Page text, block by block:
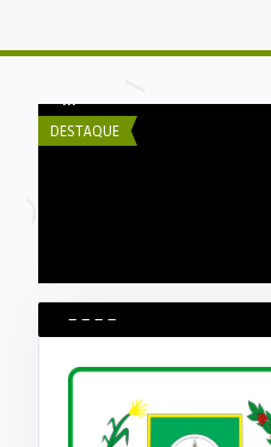
DESTAQUE
3ª rodada do Campeonato
...
– – – –